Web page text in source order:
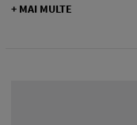
+ MAI MULTE